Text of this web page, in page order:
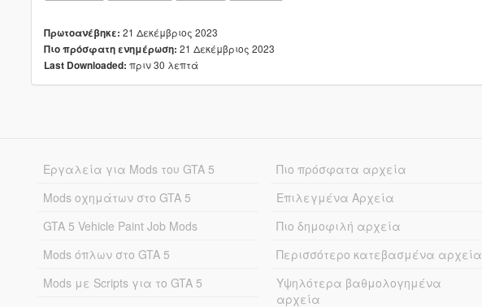
Πρωτοανέβηκε: 21 Δεκέμβριος 2023
Πιο πρόσφατη ενημέρωση: 21 Δεκέμβριος 2023
Last Downloaded: πριν 30 λεπτά
Εργαλεία για Mods του GTA 5
Mods οχημάτων στο GTA 5
GTA 5 Vehicle Paint Job Mods
Mods όπλων στο GTA 5
Mods με Scripts για το GTA 5
Πιο πρόσφατα αρχεία
Επιλεγμένα Αρχεία
Πιο δημοφιλή αρχεία
Περισσότερο κατεβασμένα αρχεία
Υψηλότερα βαθμολογημένα
αρχεία